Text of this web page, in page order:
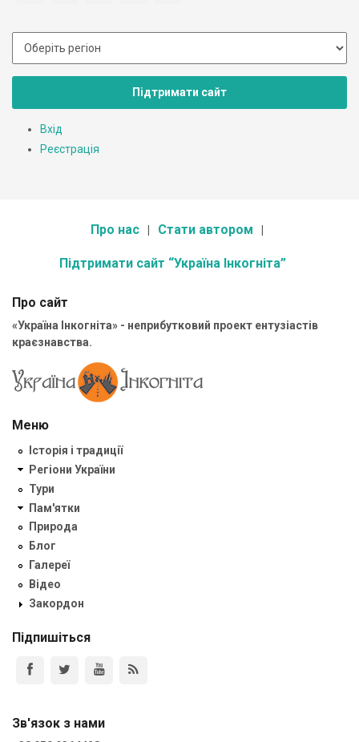
Підтримати сайт
Вхід
Реєстрація
Про нас Стати автором
Підтримати сайт “Україна Інкогніта”
Про сайт
«Україна Інкогніта» - неприбутковий проект ентузіастів
краєзнавства.
Меню
Історія і традиції
Регіони України
Тури
Пам'ятки
Природа
Блог
Галереї
Відео
Закордон
Підпишіться
Зв'язок з нами